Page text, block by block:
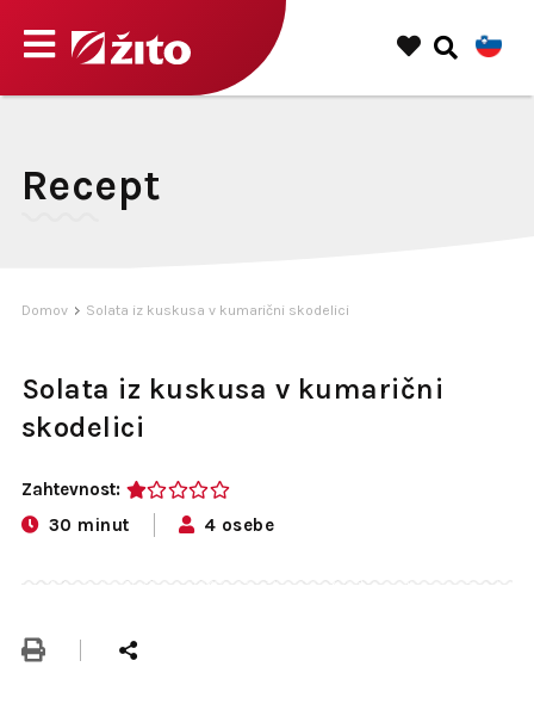
Recept
Domov Solata iz kuskusa v kumarični skodelici
Solata iz kuskusa v kumarični
skodelici
Zahtevnost:
30 minut 4 osebe